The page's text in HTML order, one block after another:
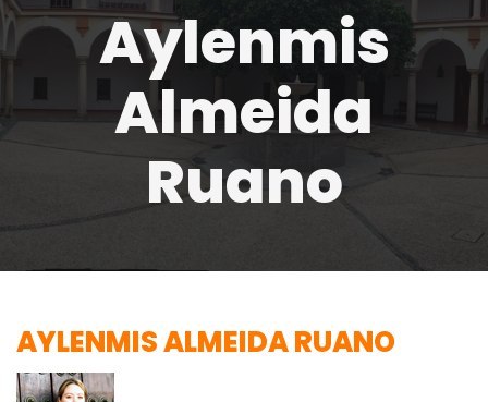
Aylenmis
Almeida
Ruano
AYLENMIS ALMEIDA RUANO